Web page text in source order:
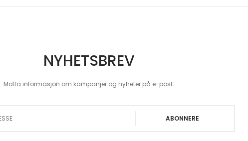
NYHETSBREV
Motta informasjon om kampanjer og nyheter på e-post.
ABONNERE